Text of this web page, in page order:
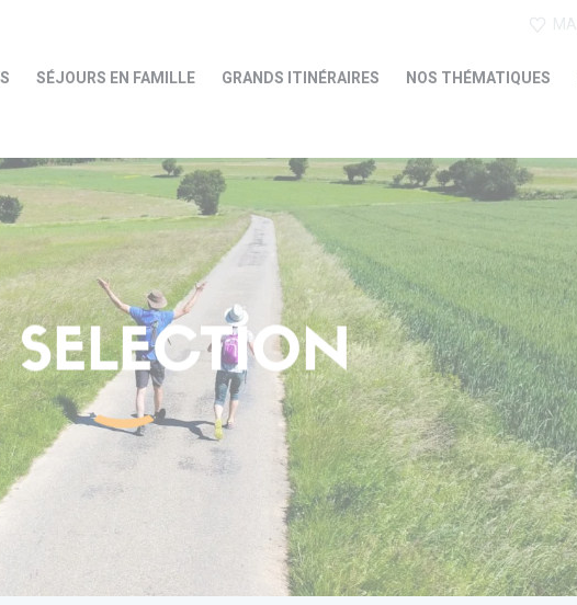
SÉJOURS EN FAMILLE GRANDS ITINÉRAIRES NOS THÉMATIQUES